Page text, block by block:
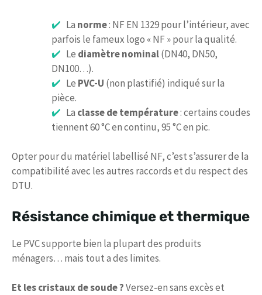
La norme: NF EN 1329 pour l’intérieur, avec
parfois le fameux logo « NF » pour la qualité.
Le diamètre nominal(DN40, DN50,
DN100…).
Le PVC-U (non plastifié) indiqué sur la
pièce.
La classe de température: certains coudes
tiennent 60 °C en continu, 95 °C en pic.
Opter pour du matériel labellisé NF, c’est s’assurer de la
compatibilité avec les autres raccords et du respect des
DTU.
Résistance chimique et thermique
Le PVC supporte bien la plupart des produits
ménagers… mais tout a des limites.
Et les cristaux de soude ?Versez-en sans excès et